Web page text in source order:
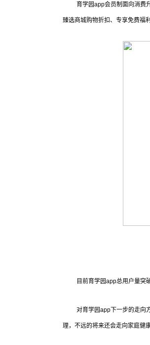
育学园app会员制面向消费
臻选商城购物折扣、专享免费福利
目前育学园app总用户量突
对育学园app下一步的走向
理，不远的将来还会走向家庭健